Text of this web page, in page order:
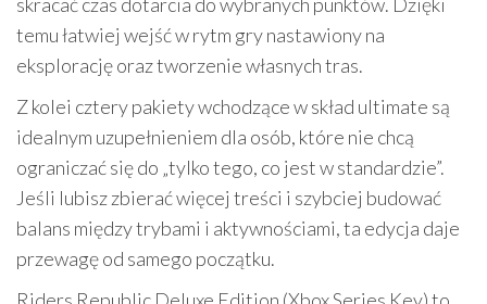
temu łatwiej wejść w rytm gry nastawiony na
eksplorację oraz tworzenie własnych tras.
Z kolei cztery pakiety wchodzące w skład ultimate są
idealnym uzupełnieniem dla osób, które nie chcą
ograniczać się do „tylko tego, co jest w standardzie”.
Jeśli lubisz zbierać więcej treści i szybciej budować
balans między trybami i aktywnościami, ta edycja daje
przewagę od samego początku.